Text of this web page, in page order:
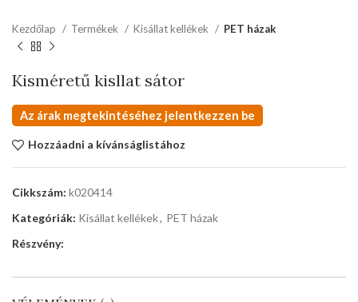
Kezdőlap Termékek Kisállat kellékek PET házak
Kisméretű kisllat sátor
Az árak megtekintéséhez jelentkezzen be
Hozzáadni a kívánságlistához
Cikkszám: k020414
Kategóriák: Kisállat kellékek, PET házak
Részvény: